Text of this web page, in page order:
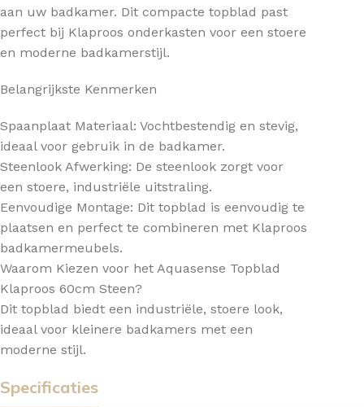
aan uw badkamer. Dit compacte topblad past
perfect bij Klaproos onderkasten voor een stoere
en moderne badkamerstijl.
Belangrijkste Kenmerken
Spaanplaat Materiaal: Vochtbestendig en stevig,
ideaal voor gebruik in de badkamer.
Steenlook Afwerking: De steenlook zorgt voor
een stoere, industriële uitstraling.
Eenvoudige Montage: Dit topblad is eenvoudig te
plaatsen en perfect te combineren met Klaproos
badkamermeubels.
Waarom Kiezen voor het Aquasense Topblad
Klaproos 60cm Steen?
Dit topblad biedt een industriële, stoere look,
ideaal voor kleinere badkamers met een
moderne stijl.
Specificaties